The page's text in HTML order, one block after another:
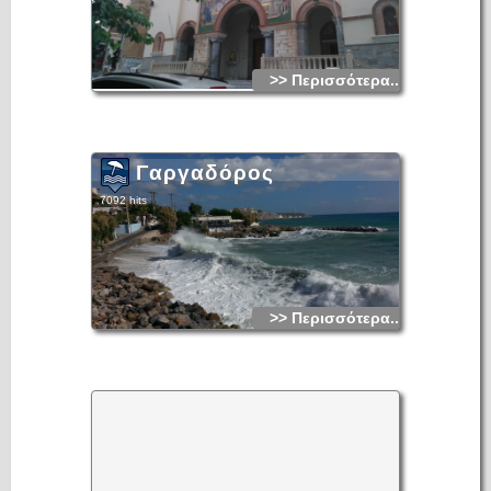
>> Περισσότερα...
Γαργαδόρος
7092 hits
>> Περισσότερα...